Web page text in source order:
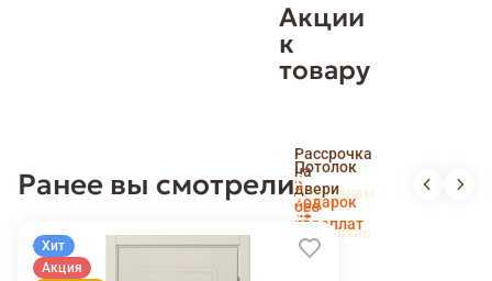
Акции
к
товару
пенсионерам
и
новоселам
Рассрочка
на
двери
без
переплат
Потолок
в
подарок
Доставка
и
установка
беслпатно
Ранее вы смотрели
Хит
Акция